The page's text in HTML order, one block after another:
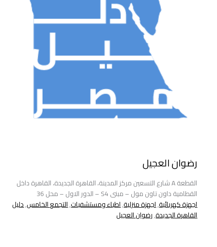
رضوان العجيل
القطعة A شارع التسعين مركز المدينة، القاهرة الجديدة، القاهرة داخل
القطامية داون تاون مول – مبنى S4 – الدور الاول – محل 36
اجهزة كهربائية,اجهزة منزلية,اطباء ومستشفيات,التجمع الخامس,دليل
القاهرة الجديدة,رضوان العجيل